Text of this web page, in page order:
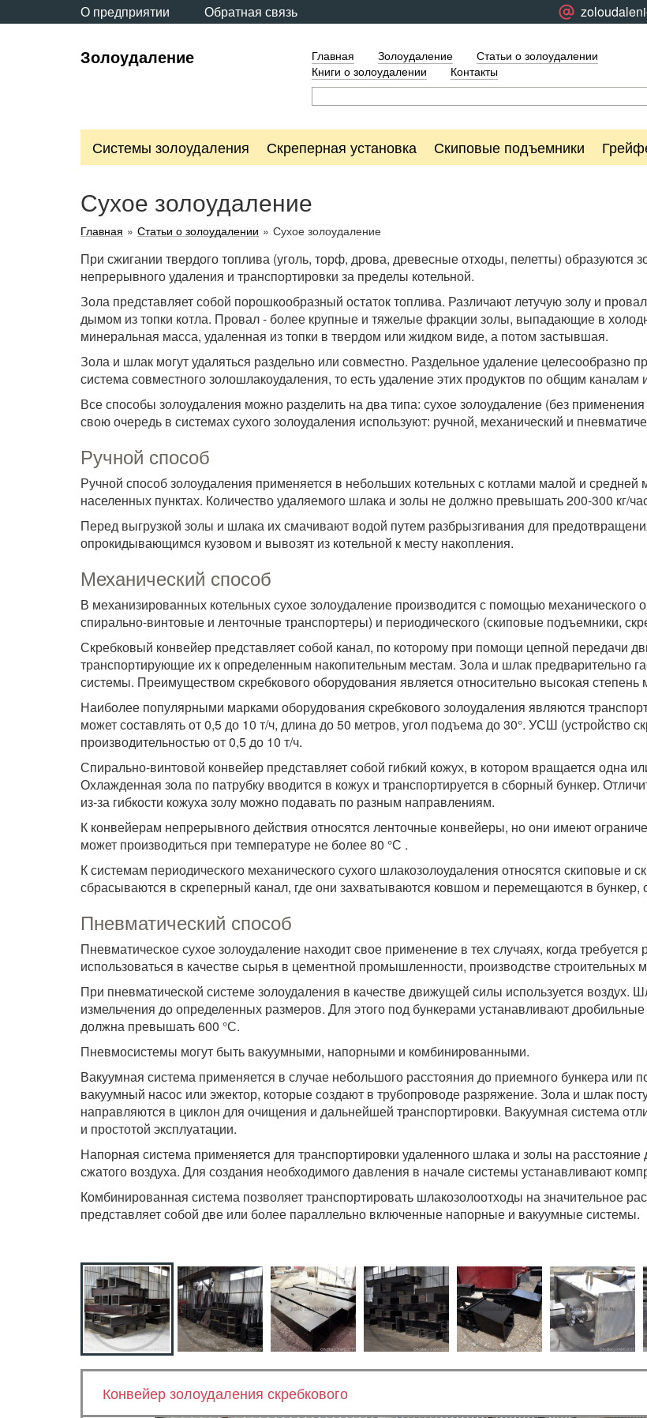
О предприятии Обратная связь
Золоудаление Главная Золоудаление
Статьи о золоудалении
Книги о золоудалении
Контакты
Системы золоудаления Скреперная установка Скиповые подъемники
Сухое золоудаление
Главная » Статьи о золоудалении » Сухое золоудаление
При сжигании твердого топлива (уголь, торф, дрова, древесные отходы, пелетты) образуются
непрерывного удаления и транспортировки за пределы котельной.
Зола представляет собой порошкообразный остаток топлива. Различают летучую золу и
дымом из топки котла. Провал - более крупные и тяжелые фракции золы, выпадающие в
минеральная масса, удаленная из топки в твердом или жидком виде, а потом застывшая.
Зола и шлак могут удаляться раздельно или совместно. Раздельное удаление целесообразно
система совместного золошлакоудаления, то есть удаление этих продуктов по общим
Все способы золоудаления можно разделить на два типа: сухое золоудаление (без
свою очередь в системах сухого золоудаления используют: ручной, механический и
Ручной способ
Ручной способ золоудаления применяется в небольших котельных с котлами малой и
населенных пунктах. Количество удаляемого шлака и золы не должно превышать 200-300 кг/
Перед выгрузкой золы и шлака их смачивают водой путем разбрызгивания для
опрокидывающимся кузовом и вывозят из котельной к месту накопления.
Механический способ
В механизированных котельных сухое золоудаление производится с помощью механического
спирально-винтовые и ленточные транспортеры) и периодического (скиповые подъемники,
Скребковый конвейер представляет собой канал, по которому при помощи цепной передачи
транспортирующие их к определенным накопительным местам. Зола и шлак предварительно
системы. Преимуществом скребкового оборудования является относительно высокая
Наиболее популярными марками оборудования скребкового золоудаления являются
может составлять от 0,5 до 10 т/ч, длина до 50 метров, угол подъема до 30°. УСШ (устройство
производительностью от 0,5 до 10 т/ч.
Спирально-винтовой конвейер представляет собой гибкий кожух, в котором вращается одна
Охлажденная зола по патрубку вводится в кожух и транспортируется в сборный бункер.
из-за гибкости кожуха золу можно подавать по разным направлениям.
К конвейерам непрерывного действия относятся ленточные конвейеры, но они имеют
может производиться при температуре не более 80 °С .
К системам периодического механического сухого шлакозолоудаления относятся скиповые и
сбрасываются в скреперный канал, где они захватываются ковшом и перемещаются в бункер,
Пневматический способ
Пневматическое сухое золоудаление находит свое применение в тех случаях, когда
использоваться в качестве сырья в цементной промышленности, производстве строительных
При пневматической системе золоудаления в качестве движущей силы используется воздух.
измельчения до определенных размеров. Для этого под бункерами устанавливают
должна превышать 600 °С.
Пневмосистемы могут быть вакуумными, напорными и комбинированными.
Вакуумная система применяется в случае небольшого расстояния до приемного бункера или
вакуумный насос или эжектор, которые создают в трубопроводе разряжение. Зола и шлак
направляются в циклон для очищения и дальнейшей транспортировки. Вакуумная система
и простотой эксплуатации.
Напорная система применяется для транспортировки удаленного шлака и золы на
сжатого воздуха. Для создания необходимого давления в начале системы устанавливают
Комбинированная система позволяет транспортировать шлакозолоотходы на значительное
представляет собой две или более параллельно включенные напорные и вакуумные системы.
Конвейер золоудаления скребкового